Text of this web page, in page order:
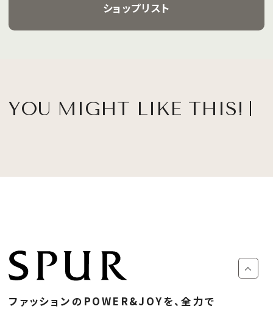
ショップリスト
YOU MIGHT LIKE THIS!
ファッションのPOWER&JOYを、全力で